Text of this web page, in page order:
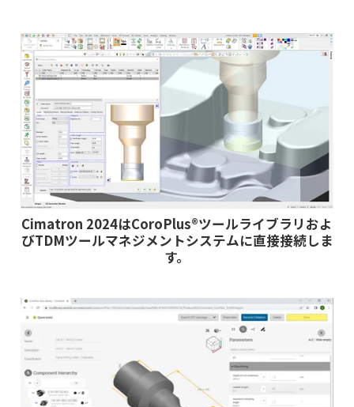
Cimatron 2024はCoroPlus®ツールライブラリおよ
びTDMツールマネジメントシステムに直接接続しま
す。